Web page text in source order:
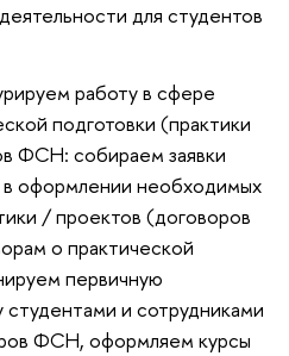
для студентов
работу в сфере
подготовки (практики
ФСН: собираем заявки
оформлении необходимых
/ проектов (договоров
о практической
первичную
и сотрудниками
ФСН, оформляем курсы